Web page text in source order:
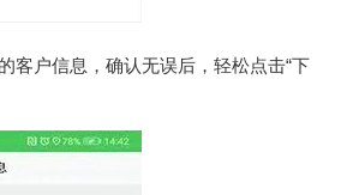
客户信息，确认无误后，轻松点击“下